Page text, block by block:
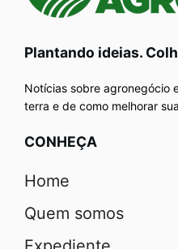
Plantando ideias.
Notícias sobre agronegócio
terra e de como melhorar
CONHEÇA
Home
Quem somos